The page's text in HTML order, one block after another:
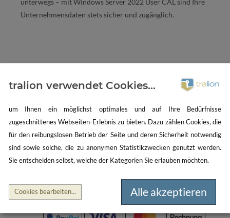
Unternehmensdaten stets sicher und zugänglich.
100% ORIGINAL SOFTWARE
Bei tralion erhalten Sie ausschließlich Original-Software.
VIELE ZAHLARTEN
tralion verwendet Cookies...
um Ihnen ein möglichst optimales und auf Ihre Bedürfnisse
zugeschnittenes Webseiten-Erlebnis zu bieten. Dazu zählen Cookies, die
für den reibungslosen Betrieb der Seite und deren Sicherheit notwendig
sind sowie solche, die zu anonymen Statistikzwecken genutzt werden.
Sie entscheiden selbst, welche der Kategorien Sie erlauben möchten.
Cookies bearbeiten... Alle akzeptieren